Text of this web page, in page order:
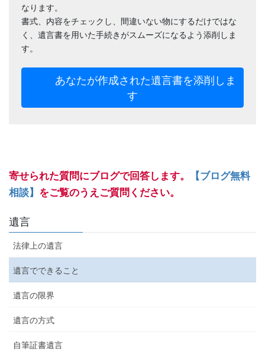
なります。
書式、内容をチェックし、間違いない物にするだけではな
く、遺言書を用いた手続きがスムーズになるよう添削しま
す。
あなたが作成された遺言書を添削しま
す
寄せられた質問にブログで回答します。
【ブログ無料
相談】 をご覧のうえご質問ください。
遺言
法律上の遺言
遺言でできること
遺言の限界
遺言の方式
自筆証書遺言